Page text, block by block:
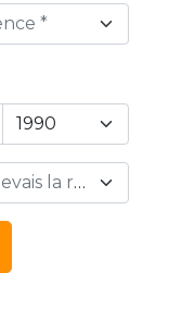
*
Ta situation actuelle, si tu devais la résumer en 1 mot… *